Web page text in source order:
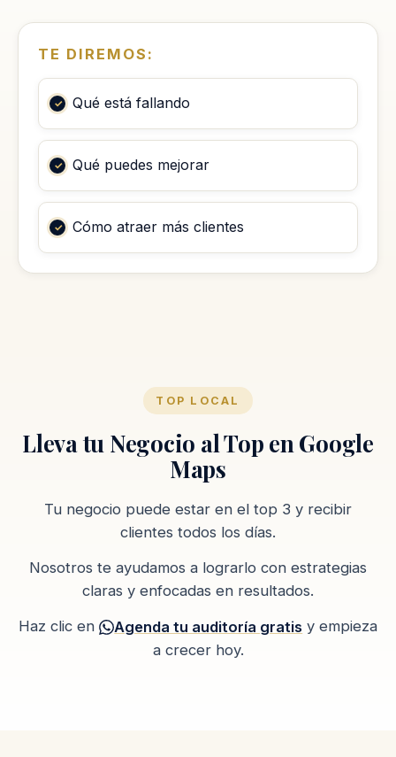
TE DIREMOS:
Qué está fallando
Qué puedes mejorar
Cómo atraer más clientes
TOP LOCAL
Lleva tu Negocio al Top en Google
Maps
Tu negocio puede estar en el top 3 y recibir
clientes todos los días.
Nosotros te ayudamos a lograrlo con estrategias
claras y enfocadas en resultados.
Haz clic en
Agenda tu auditoría gratis y empieza
a crecer hoy.